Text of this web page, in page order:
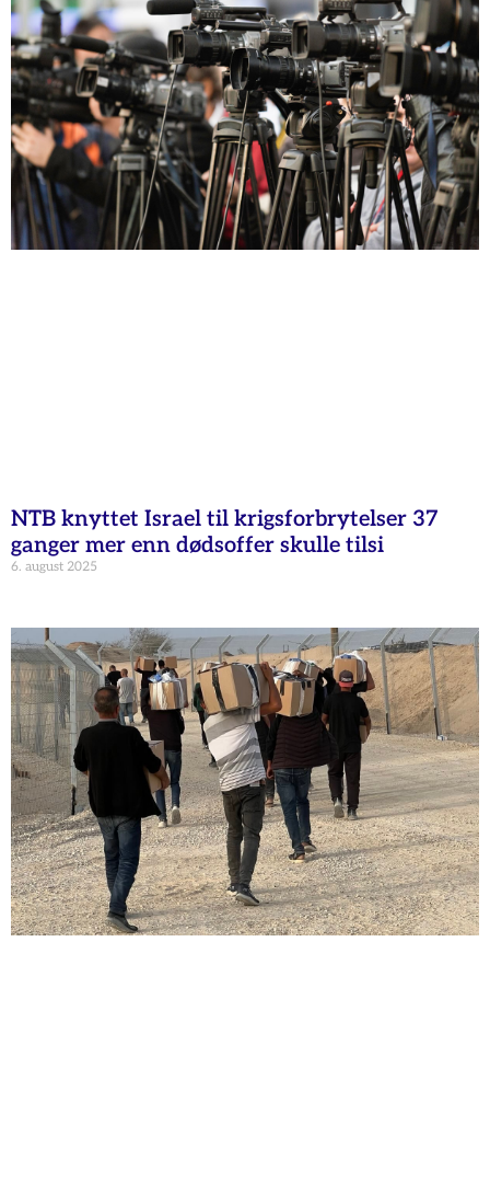
NTB knyttet Israel til krigsforbrytelser 37
ganger mer enn dødsoffer skulle tilsi
6. august 2025